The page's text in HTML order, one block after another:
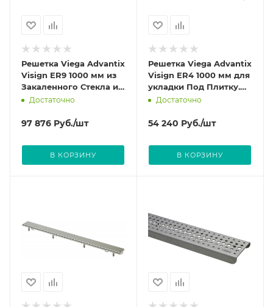
Решетка Viega Advantix
Visign ER9 1000 мм из
Закаленного Стекла и
нержавеющей стали
Достаточно
97 876 Руб./шт
В КОРЗИНУ
Решетка Viega Advantix
Visign ER4 1000 мм для
укладки Под Плитку.
Из нержавеющей стали
Достаточно
54 240 Руб./шт
В КОРЗИНУ